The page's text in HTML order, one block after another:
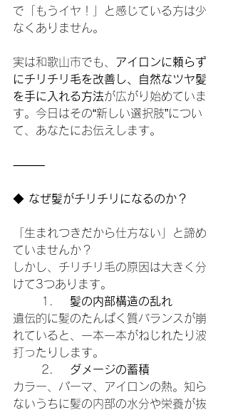
で「もうイヤ！」と感じている方は少
なくありません。
実は和歌山市でも、 アイロンに頼らず
にチリチリ毛を改善し、自然なツヤ髪
を手に入れる方法が広がり始めていま
す。今日はその“新しい選択肢”につい
て、あなたにお伝えします。
⸻
◆ なぜ髪がチリチリになるのか？
「生まれつきだから仕方ない」と諦め
ていませんか？
しかし、チリチリ毛の原因は大きく分
けて3つあります。
髪の内部構造の乱れ
遺伝的に髪のたんぱく質バランスが崩
れていると、一本一本がねじれたり波
打ったりします。
ダメージの蓄積
カラー、パーマ、アイロンの熱。知ら
ないうちに髪の内部の水分や栄養が抜